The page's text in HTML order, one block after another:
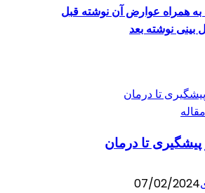
به همراه عوارض آن نوشته قبل
بینی نوشته بعد
مقاله
تا درمان
07/02/2024